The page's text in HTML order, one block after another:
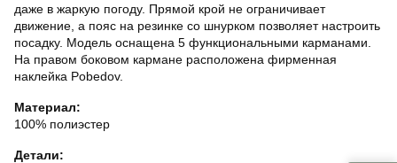
даже в жаркую погоду. Прямой крой не ограничивает
движение, а пояс на резинке со шнурком позволяет настроить
посадку. Модель оснащена 5 функциональными карманами.
На правом боковом кармане расположена фирменная
наклейка Pobedov.
Материал:
100% полиэстер
Детали: